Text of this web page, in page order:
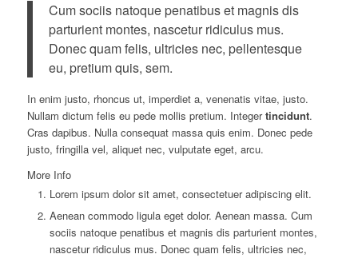
Cum sociis natoque penatibus et magnis dis
parturient montes, nascetur ridiculus mus.
Donec quam felis, ultricies nec, pellentesque
eu, pretium quis, sem.
In enim justo, rhoncus ut, imperdiet a, venenatis vitae, justo.
Nullam dictum felis eu pede mollis pretium. Integertincidunt.
Cras dapibus. Nulla consequat massa quis enim. Donec pede
justo, fringilla vel, aliquet nec, vulputate eget, arcu.
More Info
Lorem ipsum dolor sit amet, consectetuer adipiscing elit.
Aenean commodo ligula eget dolor. Aenean massa. Cum
sociis natoque penatibus et magnis dis parturient montes,
nascetur ridiculus mus. Donec quam felis, ultricies nec,